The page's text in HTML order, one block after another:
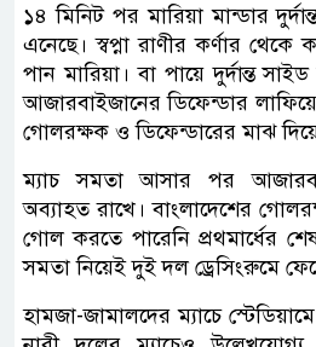
১৪ মিনিট পর মারিয়া মান্ডার
এনেছে। স্বপ্না রাণীর কর্ণার
পান মারিয়া। বা পায়ে দুর্দান্ত
আজারবাইজানের ডিফেন্ডার
গোলরক্ষক ও ডিফেন্ডারের মাঝ
ম্যাচ সমতা আসার পর
অব্যাহত রাখে। বাংলাদেশের
গোল করতে পারেনি প্রথমার্ধের
সমতা নিয়েই দুই দল ড্রেসিংরুমে
হামজা-জামালদের ম্যাচে